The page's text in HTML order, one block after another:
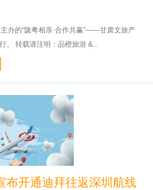
办的“陇粤相亲·合作共赢”——甘肃文旅产
。 转载请注明：品橙旅游 &...
布开通迪拜往返深圳航线